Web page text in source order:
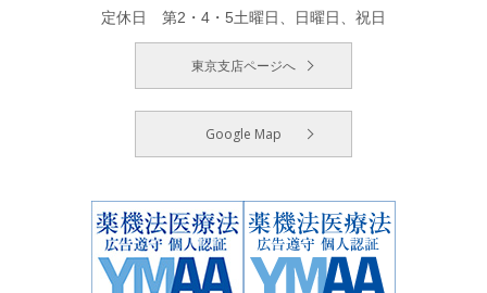
定休日 第2・4・5土曜日、日曜日、祝日
東京支店ページへ
Google Map